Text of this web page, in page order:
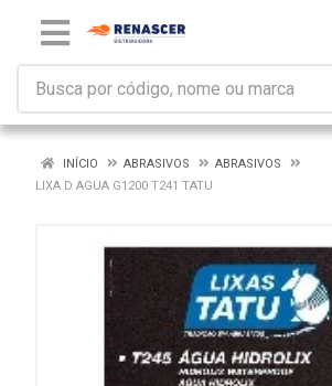
INÍCIO ABRASIVOS
ABRASIVOS
LIXA D AGUA G1200 T241 TATU